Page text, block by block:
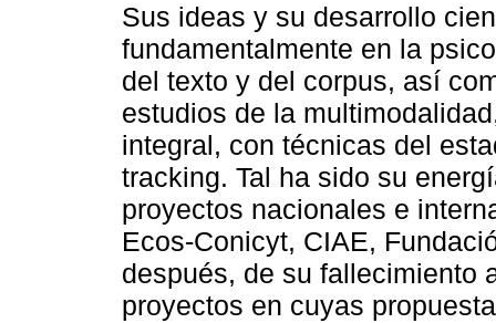
Sus ideas y su desarrollo
fundamentalmente en la
del texto y del corpus, así
estudios de la
integral, con técnicas del
tracking. Tal ha sido su
proyectos nacionales e
Ecos-Conicyt, CIAE,
después, de su fallecimiento
proyectos en cuyas